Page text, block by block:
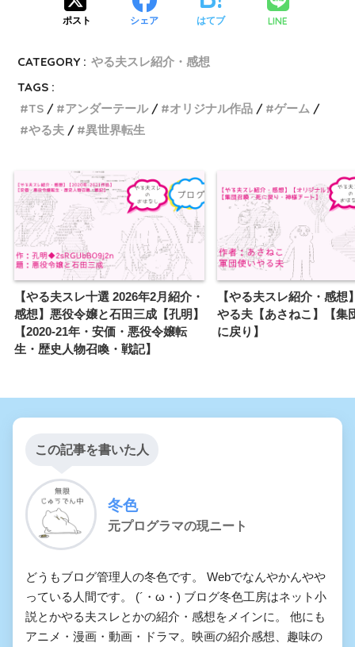
ポスト シェア はてブ LINE
CATEGORY : やる夫スレ紹介・感想
TAGS :
TS
アンダーテール オリジナル作品
ゲーム
やる夫
異世界転生
【やる夫スレ十選 2026年2月紹介・
感想】悪役令嬢と石田三成【孔明】
【2020-21年・安価・悪役令嬢転
生・歴史人物召喚・戦記】
【やる夫スレ紹介・感想
やる夫【あさねこ】【集
に戻り】
この記事を書いた人
冬色
元プログラマの現ニート
どうもブログ管理人の冬色です。 Webでなんやかんやや
っている人間です。 (´・ω・) ブログ冬色工房はネット小
説とかやる夫スレとかの紹介・感想をメインに。 他にも
アニメ・漫画・動画・ドラマ。映画の紹介感想、趣味の